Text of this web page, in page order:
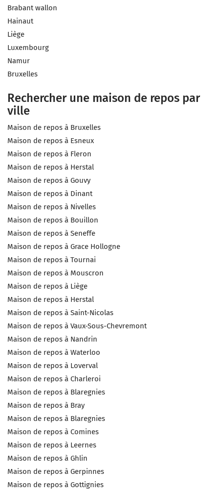
Brabant wallon
Hainaut
Liège
Luxembourg
Namur
Bruxelles
Rechercher une maison de repos par
ville
Maison de repos à Bruxelles
Maison de repos à Esneux
Maison de repos à Fleron
Maison de repos à Herstal
Maison de repos à Gouvy
Maison de repos à Dinant
Maison de repos à Nivelles
Maison de repos à Bouillon
Maison de repos à Seneffe
Maison de repos à Grace Hollogne
Maison de repos à Tournai
Maison de repos à Mouscron
Maison de repos à Liège
Maison de repos à Herstal
Maison de repos à Saint-Nicolas
Maison de repos à Vaux-Sous-Chevremont
Maison de repos à Nandrin
Maison de repos à Waterloo
Maison de repos à Loverval
Maison de repos à Charleroi
Maison de repos à Blaregnies
Maison de repos à Bray
Maison de repos à Blaregnies
Maison de repos à Comines
Maison de repos à Leernes
Maison de repos à Ghlin
Maison de repos à Gerpinnes
Maison de repos à Gottignies